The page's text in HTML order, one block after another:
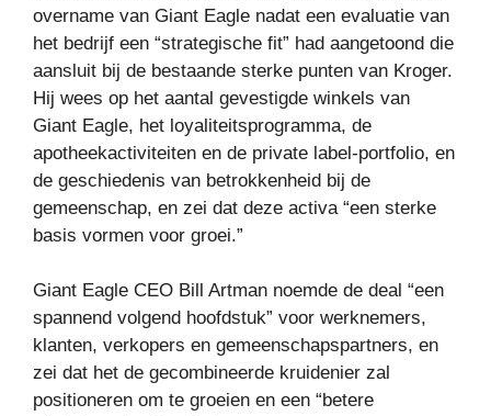
overname van Giant Eagle nadat een evaluatie van
het bedrijf een “strategische fit” had aangetoond die
aansluit bij de bestaande sterke punten van Kroger.
Hij wees op het aantal gevestigde winkels van
Giant Eagle, het loyaliteitsprogramma, de
apotheekactiviteiten en de private label-portfolio, en
de geschiedenis van betrokkenheid bij de
gemeenschap, en zei dat deze activa “een sterke
basis vormen voor groei.”
Giant Eagle CEO Bill Artman noemde de deal “een
spannend volgend hoofdstuk” voor werknemers,
klanten, verkopers en gemeenschapspartners, en
zei dat het de gecombineerde kruidenier zal
positioneren om te groeien en een “betere